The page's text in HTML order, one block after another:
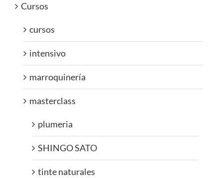
Cursos
cursos
intensivo
marroquinería
masterclass
plumeria
SHINGO SATO
tinte naturales